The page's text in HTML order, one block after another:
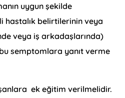
uygun şekilde
hastalık belirtilerinin veya
veya iş arkadaşlarında)
semptomlara yanıt verme
ek eğitim verilmelidir.